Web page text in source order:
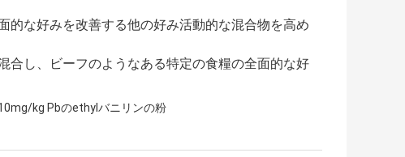
的な好みを改善する他の好み活動的な混合物を高め
合し、ビーフのようなある特定の食糧の全面的な好
kg Pbのethylバニリンの粉